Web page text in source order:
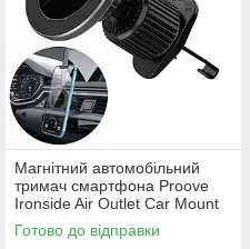
Магнітний автомобільний
тримач смартфона Proove
Ironside Air Outlet Car Mount
Magnetic Ring Black
Готово до відправки